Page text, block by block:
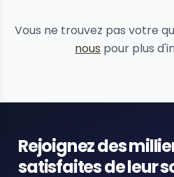
Vous ne trouvez pas votre
nous pour plus
Rejoignez des
satisfaites de leur